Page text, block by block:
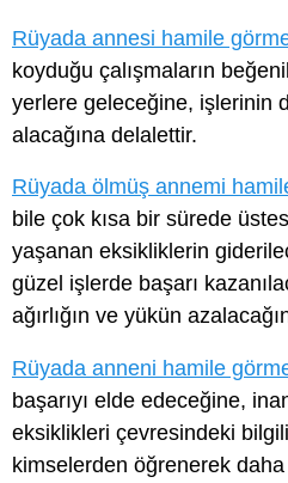
Rüyada annesi hamile
koyduğu çalışmaların
yerlere geleceğine, işlerinin
alacağına delalettir.
Rüyada ölmüş annemi
bile çok kısa bir sürede
yaşanan eksikliklerin
güzel işlerde başarı
ağırlığın ve yükün
Rüyada anneni hamile
başarıyı elde edeceğine,
eksiklikleri çevresindeki
kimselerden öğrenerek